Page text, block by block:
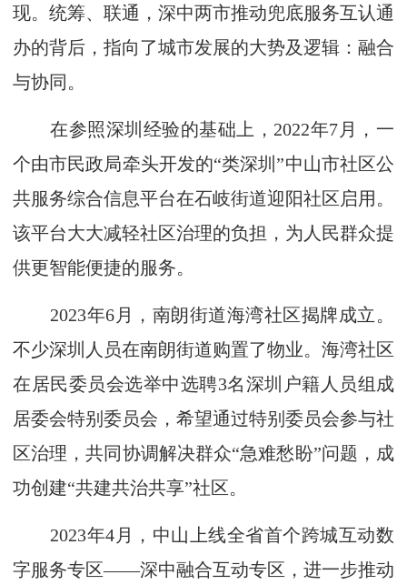
现。统筹、联通，深中两市推动兜底服务互认通
办的背后，指向了城市发展的大势及逻辑：融合
与协同。
在参照深圳经验的基础上，2022年7月，一
个由市民政局牵头开发的“类深圳”中山市社区公
共服务综合信息平台在石岐街道迎阳社区启用。
该平台大大减轻社区治理的负担，为人民群众提
供更智能便捷的服务。
2023年6月，南朗街道海湾社区揭牌成立。
不少深圳人员在南朗街道购置了物业。海湾社区
在居民委员会选举中选聘3名深圳户籍人员组成
居委会特别委员会，希望通过特别委员会参与社
区治理，共同协调解决群众“急难愁盼”问题，成
功创建“共建共治共享”社区。
2023年4月，中山上线全省首个跨城互动数
字服务专区——深中融合互动专区，进一步推动